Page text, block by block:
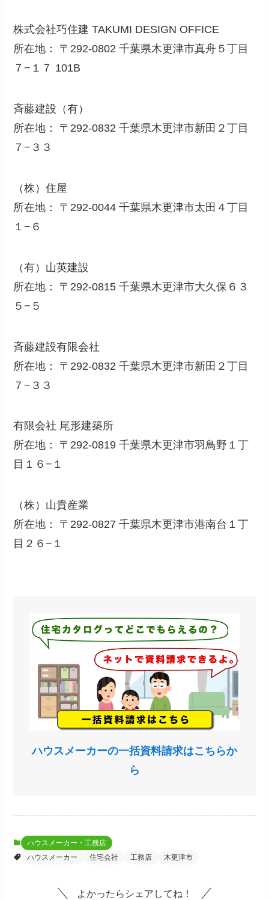
株式会社巧住建 TAKUMI DESIGN OFFICE
所在地： 〒292-0802 千葉県木更津市真舟５丁目
７−１７ 101B
斉藤建設（有）
所在地： 〒292-0832 千葉県木更津市新田２丁目
７−３３
（株）住屋
所在地： 〒292-0044 千葉県木更津市太田４丁目
１−６
（有）山英建設
所在地： 〒292-0815 千葉県木更津市大久保６３
５−５
斉藤建設有限会社
所在地： 〒292-0832 千葉県木更津市新田２丁目
７−３３
有限会社 尾形建築所
所在地： 〒292-0819 千葉県木更津市羽鳥野１丁
目１６−１
（株）山貴産業
所在地： 〒292-0827 千葉県木更津市港南台１丁
目２６−１
ハウスメーカーの一括資料請求はこちらか
ら
ハウスメーカー・工務店
ハウスメーカー
住宅会社 工務店 木更津市
よかったらシェアしてね！